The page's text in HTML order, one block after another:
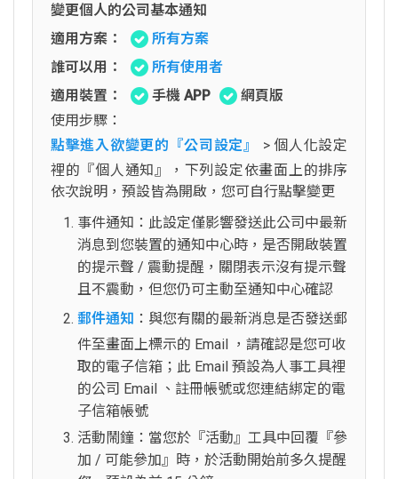
變更個人的公司基本通知
適用方案：
所有方案
誰可以用：
所有使用者
適用裝置：
手機 APP
網頁版
使用步驟：
點擊進入欲變更的『公司設定』
> 個人化設定
裡的『個人通知』，下列設定依畫面上的排序
依次說明，預設皆為開啟，您可自行點擊變更
事件通知：此設定僅影響發送此公司中最新
消息到您裝置的通知中心時，是否開啟裝置
的提示聲 / 震動提醒，關閉表示沒有提示聲
且不震動，但您仍可主動至通知中心確認
郵件通知 ：與您有關的最新消息是否發送郵
件至畫面上標示的 Email ，請確認是您可收
取的電子信箱；此 Email 預設為人事工具裡
的公司 Email 、註冊帳號或您連結綁定的電
子信箱帳號
活動鬧鐘：當您於『活動』工具中回覆『參
加 / 可能參加』時，於活動開始前多久提醒